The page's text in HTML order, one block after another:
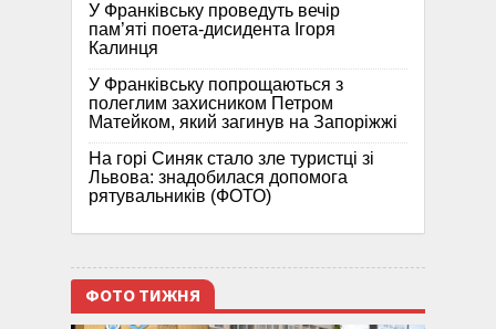
У Франківську проведуть вечір
пам’яті поета-дисидента Ігоря
Калинця
У Франківську попрощаються з
полеглим захисником Петром
Матейком, який загинув на Запоріжжі
На горі Синяк стало зле туристці зі
Львова: знадобилася допомога
рятувальників (ФОТО)
ФОТО ТИЖНЯ